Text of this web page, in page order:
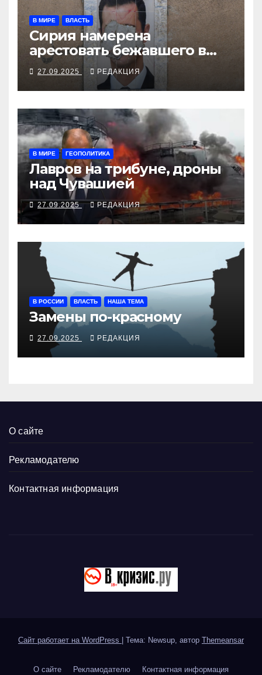
В МИРЕ ВЛАСТЬ
Сирия намерена
арестовать бежавшего в
Москву экс-диктатора
27.09.2025 РЕДАКЦИЯ
В МИРЕ ГЕОПОЛИТИКА
Лавров на трибуне, дроны
над Чувашией
27.09.2025 РЕДАКЦИЯ
В РОССИИ ВЛАСТЬ НАША ТЕМА
Замены по-красному
27.09.2025 РЕДАКЦИЯ
О сайте
Рекламодателю
Контактная информация
Сайт работает на WordPress Тема: Newsup, автор Themeansar
О сайте Рекламодателю Контактная информация